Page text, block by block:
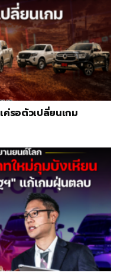
รอตัวเปลี่ยนเกม